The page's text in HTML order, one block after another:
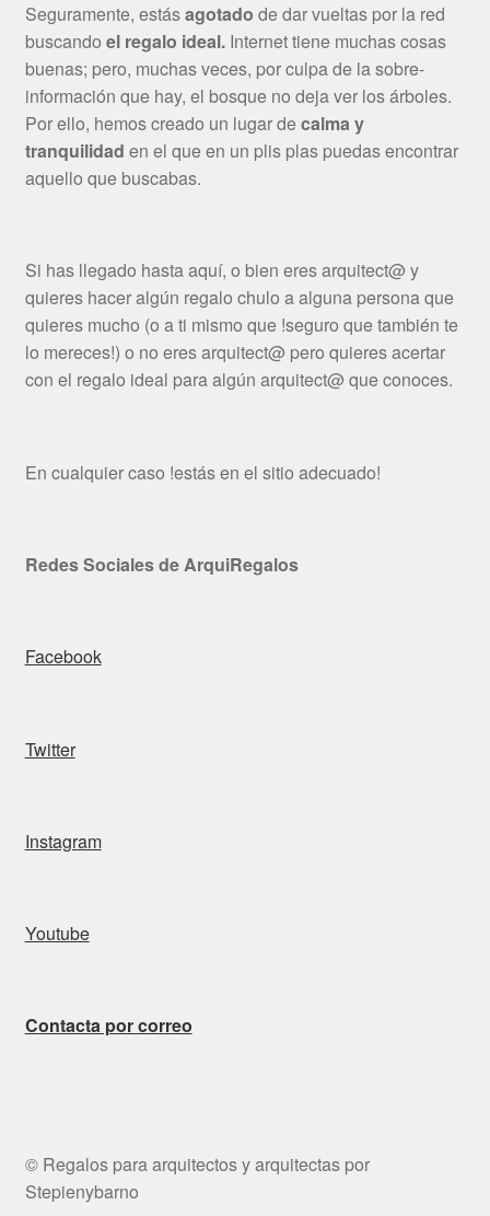
Seguramente, estásagotado de dar vueltas por la red
buscando el regalo ideal.Internet tiene muchas cosas
buenas; pero, muchas veces, por culpa de la sobre-
información que hay, el bosque no deja ver los árboles.
Por ello, hemos creado un lugar decalma y
tranquilidad en el que en un plis plas puedas encontrar
aquello que buscabas.
Si has llegado hasta aquí, o bien eres arquitect@ y
quieres hacer algún regalo chulo a alguna persona que
quieres mucho (o a ti mismo que !seguro que también te
lo mereces!) o no eres arquitect@ pero quieres acertar
con el regalo ideal para algún arquitect@ que conoces.
En cualquier caso !estás en el sitio adecuado!
Redes Sociales de ArquiRegalos
Facebook
Twitter
Instagram
Youtube
Contacta por correo
© Regalos para arquitectos y arquitectas por
Stepienybarno